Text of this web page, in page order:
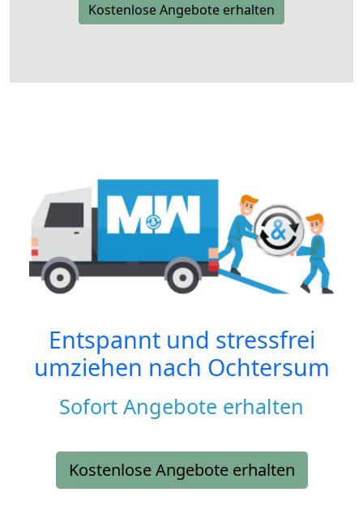
Kostenlose Angebote erhalten
Entspannt und stressfrei
umziehen nach Ochtersum
Sofort Angebote erhalten
Kostenlose Angebote erhalten